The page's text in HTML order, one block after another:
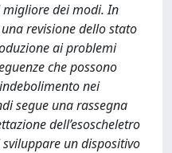
dei modi. In
revisione dello stato
ai problemi
che possono
nei
segue una rassegna
dell’esoscheletro
sviluppare un dispositivo